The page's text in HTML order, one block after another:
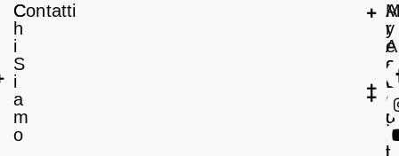
C
h
i
S
i
a
m
o
Contatti
A
r
e
a
L
e
g
a
y
A
c
c
o
u
n